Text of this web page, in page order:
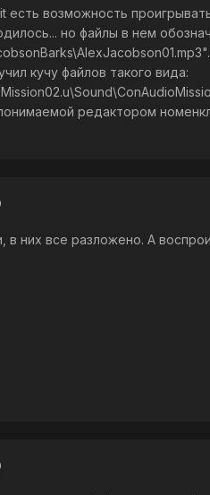
есть возможность
но файлы в нем
кучу файлов такого вида:
редактором
в них все разложено. А